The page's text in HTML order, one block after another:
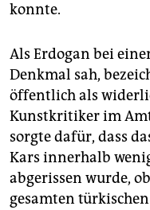
konnte.
Als Erdogan bei
Denkmal sah,
öffentlich als
Kunstkritiker im
sorgte dafür, dass
Kars innerhalb
abgerissen wurde,
gesamten